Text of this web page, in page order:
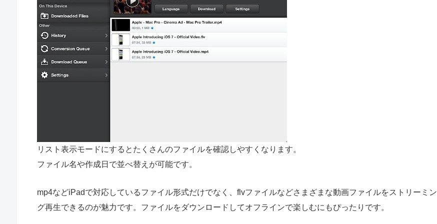
リスト表示モードにするとたくさんのファイルを確認しやすくなります。
ファイル名や作成日で並べ替えが可能です。
mp4などiPadで対応しているファイル形式だけでなく、flvファイルなどさまざまな動画ファイルをストリーミン
グ再生できるのが魅力です。ファイルをダウンロードしてオフラインで楽しむにもぴったりです。